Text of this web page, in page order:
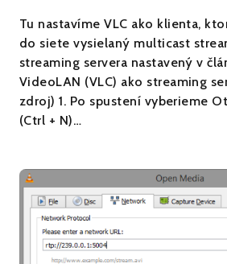
Tu nastavíme VLC ako klienta,
do siete vysielaný multicast
streaming servera nastavený v
VideoLAN (VLC) ako streaming
zdroj) 1. Po spustení vyberieme
(Ctrl + N)…